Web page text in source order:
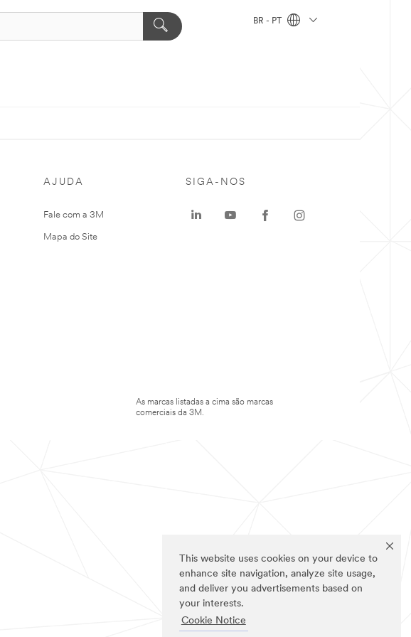
This website uses cookies on your device to
enhance site navigation, analyze site usage,
and deliver you advertisements based on
your interests.
Cookie Notice
BR - PT
AJUDA
Fale com a 3M
Mapa do Site
SIGA-NOS
As marcas listadas a cima são marcas
comerciais da 3M.